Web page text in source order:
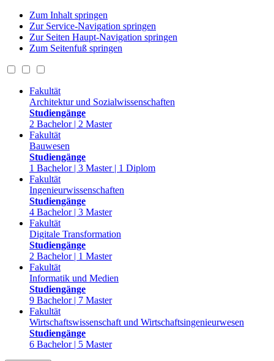
Zum Inhalt springen
Zur Service-Navigation springen
Zur Seiten Haupt-Navigation springen
Zum Seitenfuß springen
Fakultät
Architektur und Sozialwissenschaften
Studiengänge
2 Bachelor | 2 Master
Fakultät
Bauwesen
Studiengänge
1 Bachelor | 3 Master | 1 Diplom
Fakultät
Ingenieurwissenschaften
Studiengänge
4 Bachelor | 3 Master
Fakultät
Digitale Transformation
Studiengänge
2 Bachelor | 1 Master
Fakultät
Informatik und Medien
Studiengänge
9 Bachelor | 7 Master
Fakultät
Wirtschaftswissenschaft und Wirtschaftsingenieurwesen
Studiengänge
6 Bachelor | 5 Master